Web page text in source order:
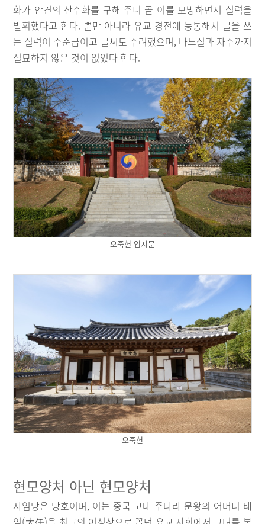
화가 안견의 산수화를 구해 주니 곧 이를 모방하면서 실력을
발휘했다고 한다. 뿐만 아니라 유교 경전에 능통해서 글을 쓰
는 실력이 수준급이고 글씨도 수려했으며, 바느질과 자수까지
절묘하지 않은 것이 없었다 한다.
오죽헌 입지문
오죽헌
현모양처 아닌 현모양처
사임당은 당호이며, 이는 중국 고대 주나라 문왕의 어머니 태